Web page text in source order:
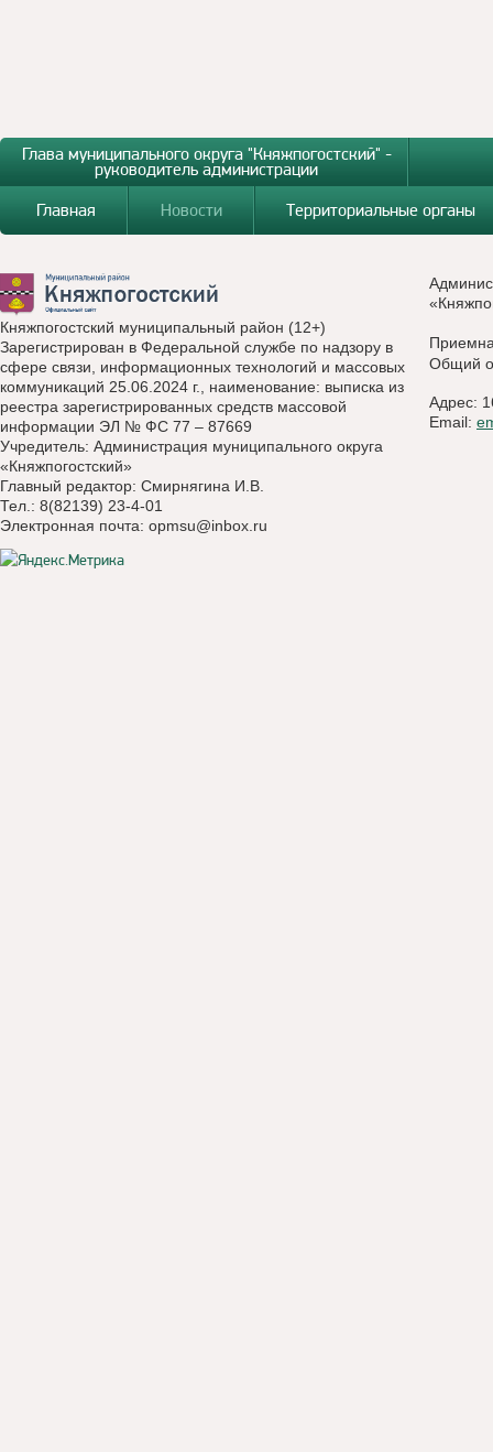
Глава муниципального округа "Княжпогостский" -
руководитель администрации
Главная
Новости Территориальные органы
Княжпогостский муниципальный район (12+)
Зарегистрирован в Федеральной службе по надзору в
сфере связи, информационных технологий и массовых
коммуникаций 25.06.2024 г., наименование: выписка из
реестра зарегистрированных средств массовой
информации ЭЛ № ФС 77 – 87669
Учредитель: Администрация муниципального округа
«Княжпогостский»
Главный редактор: Смирнягина И.В.
Тел.: 8(82139) 23-4-01
Электронная почта: opmsu@inbox.ru
Общий
Адрес:
Email: